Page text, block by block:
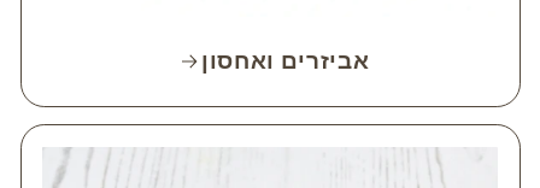
אביזרים ואחסון